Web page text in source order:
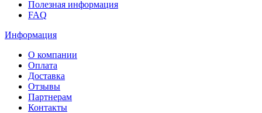
Полезная информация
FAQ
Информация
О компании
Оплата
Доставка
Отзывы
Партнерам
Контакты